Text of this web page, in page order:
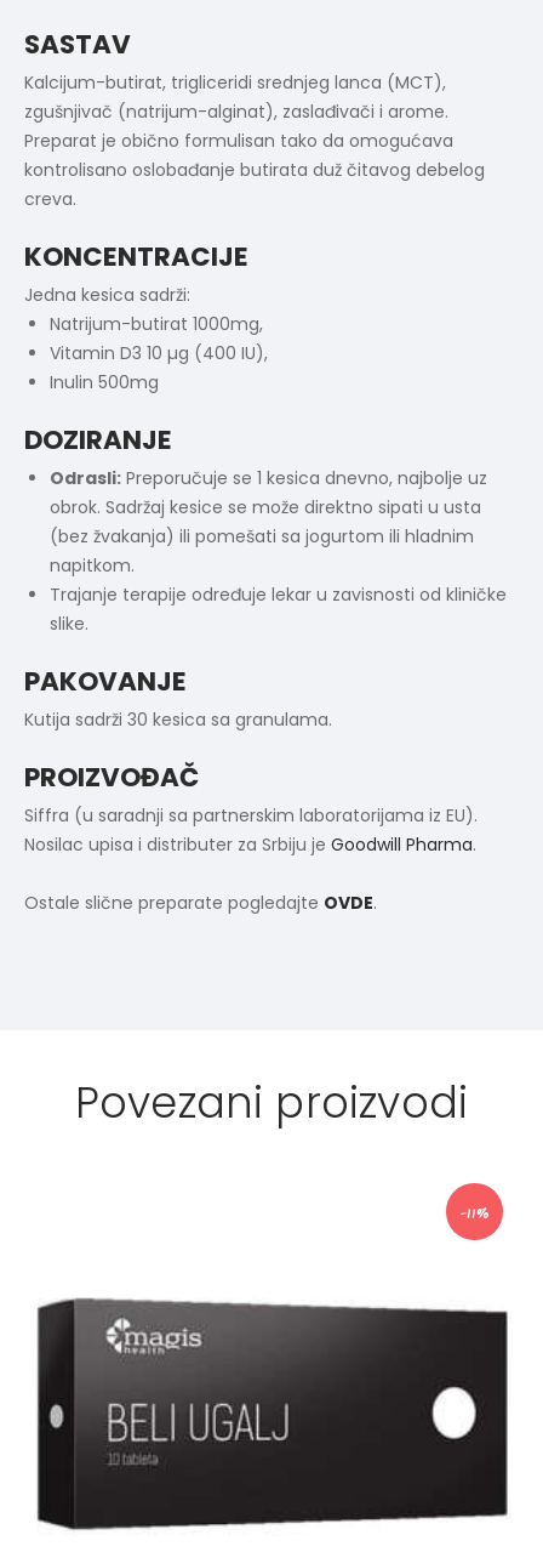
SASTAV
Kalcijum-butirat, trigliceridi srednjeg lanca (MCT),
zgušnjivač (natrijum-alginat), zaslađivači i arome.
Preparat je obično formulisan tako da omogućava
kontrolisano oslobađanje butirata duž čitavog debelog
creva.
KONCENTRACIJE
Jedna kesica sadrži:
Natrijum-butirat 1000mg,
Vitamin D3 10 µg (400 IU),
Inulin 500mg
DOZIRANJE
Odrasli: Preporučuje se 1 kesica dnevno, najbolje uz
obrok. Sadržaj kesice se može direktno sipati u usta
(bez žvakanja) ili pomešati sa jogurtom ili hladnim
napitkom.
Trajanje terapije određuje lekar u zavisnosti od kliničke
slike.
PAKOVANJE
Kutija sadrži 30 kesica sa granulama.
PROIZVOĐAČ
Siffra (u saradnji sa partnerskim laboratorijama iz EU).
Nosilac upisa i distributer za Srbiju je Goodwill Pharma.
Ostale slične preparate pogledajte OVDE.
Povezani proizvodi
-11%